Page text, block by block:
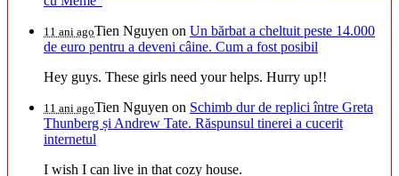
11 ani agoTien Nguyen on Un bărbat a cheltuit peste 14.000
de euro pentru a deveni câine. Cum a fost posibil
Hey guys. These girls need your helps. Hurry up!!
11 ani agoTien Nguyen on Schimb dur de replici între Greta
Thunberg și Andrew Tate. Răspunsul tinerei a cucerit
internetul
I wish I can live in that cozy house.